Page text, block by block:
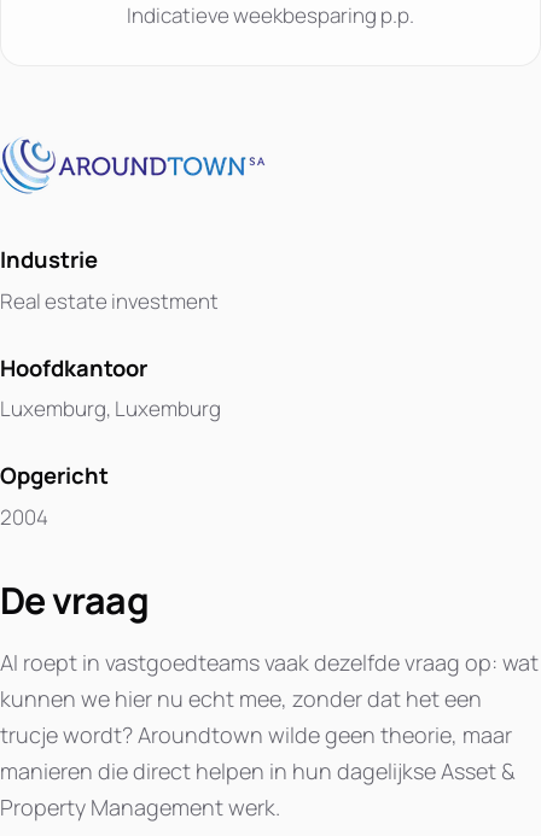
Indicatieve weekbesparing p.p.
Industrie
Real estate investment
Hoofdkantoor
Luxemburg, Luxemburg
Opgericht
2004
De vraag
AI roept in vastgoedteams vaak dezelfde vraag op: wat
kunnen we hier nu echt mee, zonder dat het een
trucje wordt? Aroundtown wilde geen theorie, maar
manieren die direct helpen in hun dagelijkse Asset &
Property Management werk.